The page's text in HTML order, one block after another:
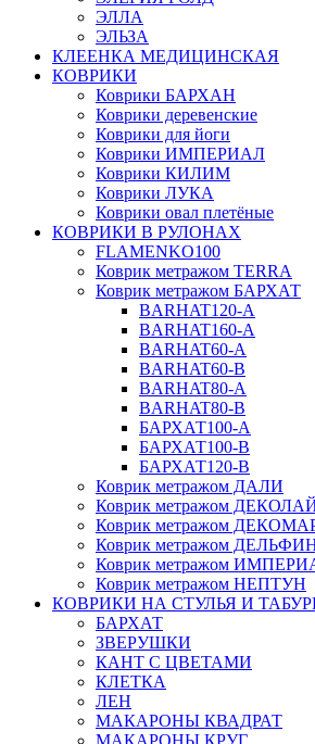
ЭЛЛА
ЭЛЬЗА
КЛЕЕНКА МЕДИЦИНСКАЯ
КОВРИКИ
Коврики БАРХАН
Коврики деревенские
Коврики для йоги
Коврики ИМПЕРИАЛ
Коврики КИЛИМ
Коврики ЛУКА
Коврики овал плетёные
КОВРИКИ В РУЛОНАХ
FLAMENKO100
Коврик метражом TERRA
Коврик метражом БАРХАТ
BARHAT120-A
BARHAT160-A
BARHAT60-A
BARHAT60-B
BARHAT80-A
BARHAT80-B
БАРХАТ100-A
БАРХАТ100-B
БАРХАТ120-B
Коврик метражом ДАЛИ
Коврик метражом
Коврик метражом
Коврик метражом
Коврик метражом
Коврик метражом НЕПТУН
КОВРИКИ НА СТУЛЬЯ И
БАРХАТ
ЗВЕРУШКИ
КАНТ С ЦВЕТАМИ
КЛЕТКА
ЛЕН
МАКАРОНЫ КВАДРАТ